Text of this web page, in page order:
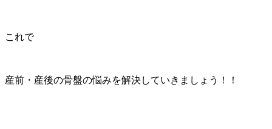
これで
産前・産後の骨盤の悩みを解決していきましょう！！